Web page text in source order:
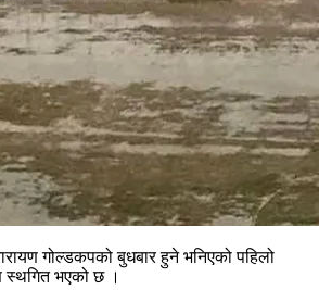
गोल्डकपको बुधबार हुने भनिएको पहिलो
स्थगित भएको छ ।